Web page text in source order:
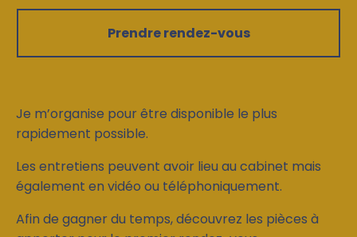
Prendre rendez-vous
Je m’organise pour être disponible le plus
rapidement possible.
Les entretiens peuvent avoir lieu au cabinet mais
également en vidéo ou téléphoniquement.
Afin de gagner du temps, découvrez les pièces à